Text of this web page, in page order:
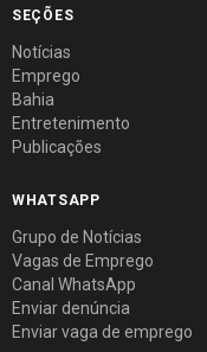
SEÇÕES
Notícias
Emprego
Bahia
Entretenimento
Publicações
WHATSAPP
Grupo de Notícias
Vagas de Emprego
Canal WhatsApp
Enviar denúncia
Enviar vaga de emprego